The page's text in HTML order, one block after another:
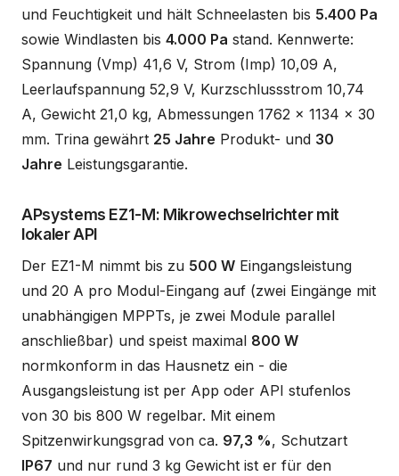
und Feuchtigkeit und hält Schneelasten bis 5.400 Pa
sowie Windlasten bis 4.000 Pa stand. Kennwerte:
Spannung (Vmp) 41,6 V, Strom (Imp) 10,09 A,
Leerlaufspannung 52,9 V, Kurzschlussstrom 10,74
A, Gewicht 21,0 kg, Abmessungen 1762 x 1134 x 30
mm. Trina gewährt 25 Jahre Produkt- und 30
Jahre Leistungsgarantie.
APsystems EZ1-M: Mikrowechselrichter mit
lokaler API
Der EZ1-M nimmt bis zu 500 W Eingangsleistung
und 20 A pro Modul-Eingang auf (zwei Eingänge mit
unabhängigen MPPTs, je zwei Module parallel
anschließbar) und speist maximal 800 W
normkonform in das Hausnetz ein - die
Ausgangsleistung ist per App oder API stufenlos
von 30 bis 800 W regelbar. Mit einem
Spitzenwirkungsgrad von ca. 97,3 %, Schutzart
IP67 und nur rund 3 kg Gewicht ist er für den